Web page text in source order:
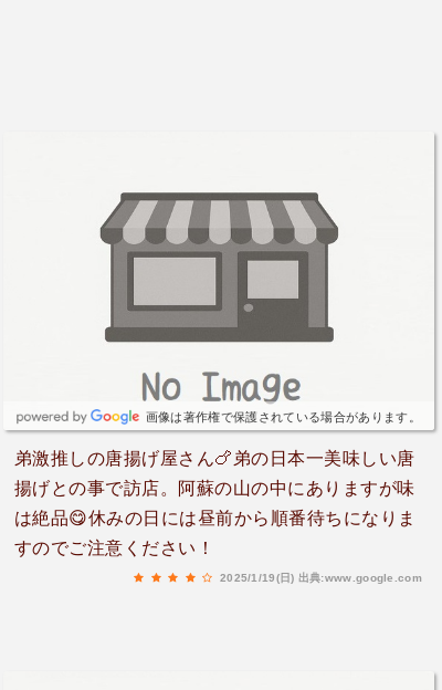
画像は著作権で保護されている場合があります。
弟激推しの唐揚げ屋さん🍗弟の日本一美味しい唐
揚げとの事で訪店。阿蘇の山の中にありますが味
は絶品😋休みの日には昼前から順番待ちになりま
すのでご注意ください！
2025/1/19(日) 出典:www.google.com